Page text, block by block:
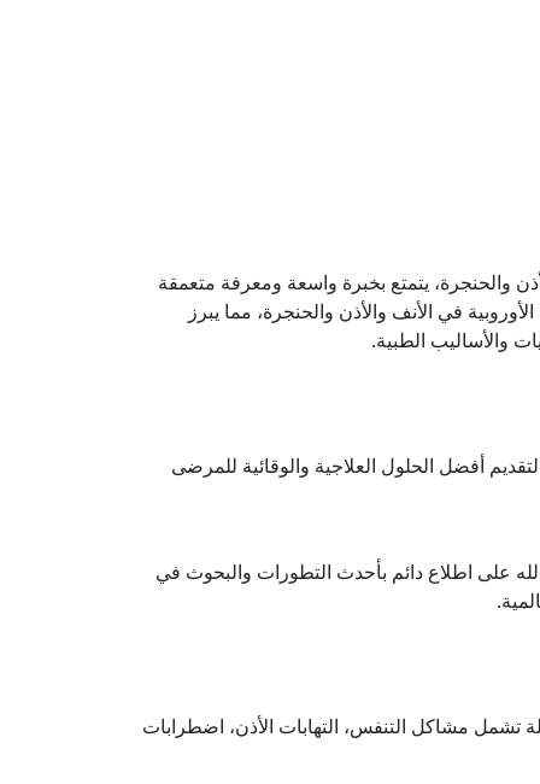
يتمتع بخبرة واسعة ومعرفة متعمقة
في الأنف والأذن والحنجرة، مما يبرز
والأساليب الطبية.
أفضل الحلول العلاجية والوقائية للمرضى
على اطلاع دائم بأحدث التطورات والبحوث في
مشاكل التنفس، التهابات الأذن، اضطرابات